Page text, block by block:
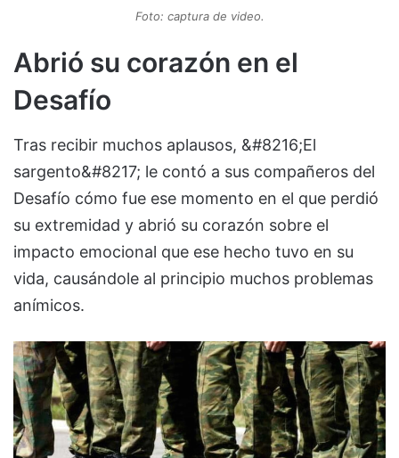
Foto: captura de video.
Abrió su corazón en el
Desafío
Tras recibir muchos aplausos, &#8216;El
sargento&#8217; le contó a sus compañeros del
Desafío cómo fue ese momento en el que perdió
su extremidad y abrió su corazón sobre el
impacto emocional que ese hecho tuvo en su
vida, causándole al principio muchos problemas
anímicos.